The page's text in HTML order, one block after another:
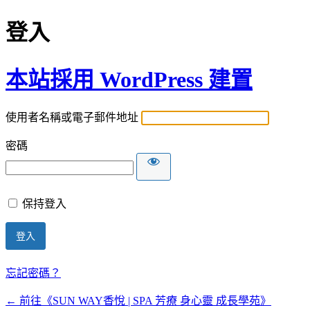
登入
本站採用 WordPress 建置
使用者名稱或電子郵件地址
密碼
保持登入
忘記密碼？
← 前往《SUN WAY香悅 | SPA 芳療 身心靈 成長學苑》